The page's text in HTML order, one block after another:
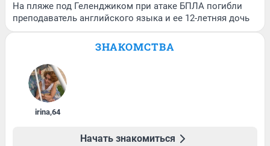
На пляже под Геленджиком при атаке БПЛА погибли
преподаватель английского языка и ее 12-летняя дочь
ЗНАКОМСТВА
irina,64
Начать знакомиться